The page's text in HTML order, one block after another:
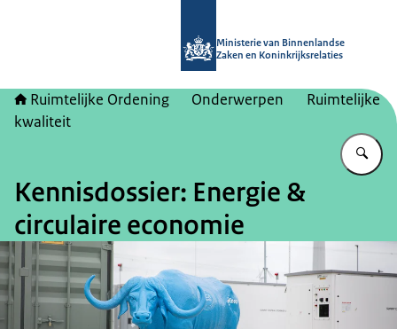
Ministerie van Binnenlandse
Zaken en Koninkrijksrelaties
Ruimtelijke Ordening Onderwerpen
Ruimtelijke
kwaliteit
Kennisdossier: Energie &
circulaire economie